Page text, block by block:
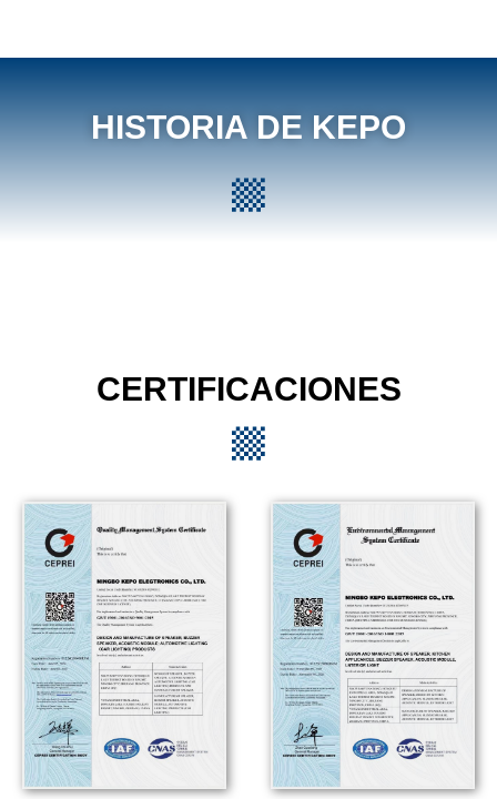
HISTORIA DE KEPO
CERTIFICACIONES